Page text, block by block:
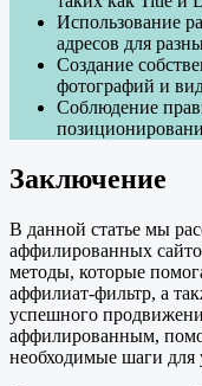
Использование
адресов для
Создание
фотографий и
Соблюдение
Заключение
В данной статье мы
аффилированных
методы, которые
аффилиат-фильтр, а
успешного
аффилированным,
необходимые шаги для